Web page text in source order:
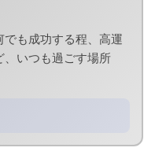
も成功する程、高運
、いつも過ごす場所